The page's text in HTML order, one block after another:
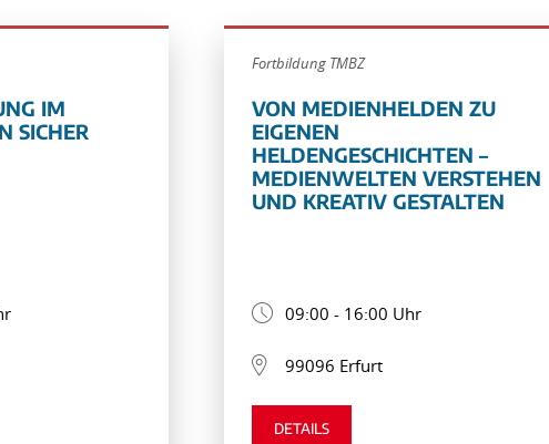
IM
SICHER
Fortbildung TMBZ
VON MEDIENHELDEN ZU
EIGENEN
HELDENGESCHICHTEN –
MEDIENWELTEN VERSTEHEN
UND KREATIV GESTALTEN
09:00 - 16:00 Uhr
99096 Erfurt
DETAILS